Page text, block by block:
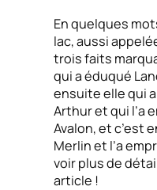
En quelques
lac, aussi
trois faits
qui a éduqué
ensuite elle qui
Arthur et qui l’a
Avalon, et c’est
Merlin et l’a
voir plus de
article !